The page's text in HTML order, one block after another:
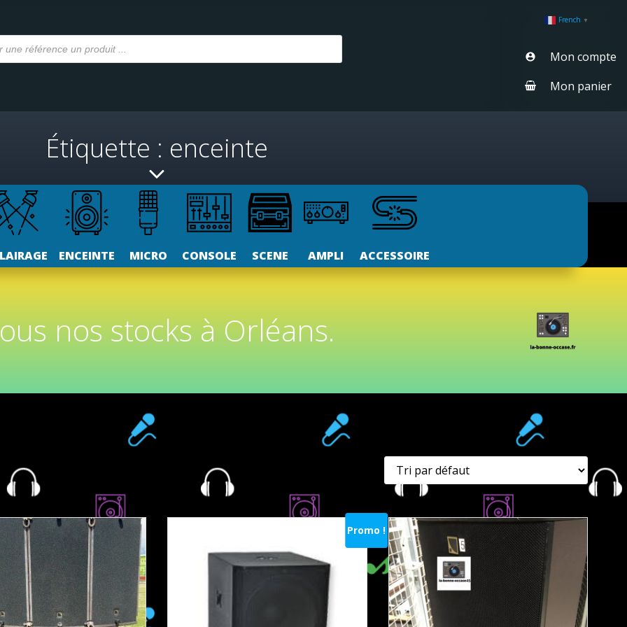
French ▼
Mon compte
Mon panier
Étiquette : enceinte
ENCEINTE MICRO CONSOLE SCENE AMPLI ACCESSOIRE
nos stocks à Orléans.
Promo !